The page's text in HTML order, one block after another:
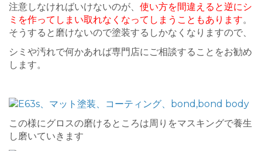
注意しなければいけないのが、 使い方を間違えると逆にシ
ミを作ってしまい取れなくなってしまうこともあります。
そうすると磨けないので塗装するしかなくなりますので、
シミや汚れで何かあれば専門店にご相談することをお勧め
します。
この様にグロスの磨けるところは周りをマスキングで養生
し磨いていきます